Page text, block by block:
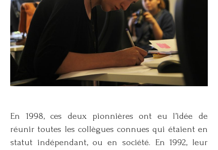
En 1998, ces deux pionnières ont eu l’idée de
réunir toutes les collègues connues qui étaient en
statut indépendant, ou en société. En 1992, leur